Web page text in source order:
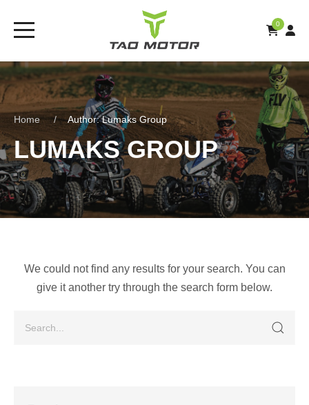
0
Home Author: Lumaks Group
LUMAKS GROUP
We could not find any results for your search. You can
give it another try through the search form below.